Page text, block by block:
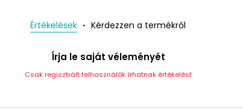
Értékelések Kérdezzen a termékről
Írja le saját véleményét
Csak regisztrált felhasználók írhatnak értékelést